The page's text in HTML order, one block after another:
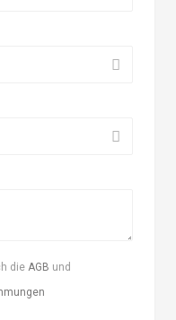
die AGB und